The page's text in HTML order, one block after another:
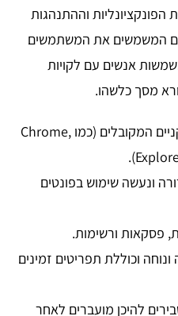
וההתנהגות
המשמשים את המשתמשים
אנשים עם לקויות
מסך כלשהו.
תמיכה בכל הדפדפנים התקניים המקובלים (כמו Chrome,
ונעשה שימוש בפונטים
פסקאות ורשימות.
וכוללת תפריטים זמינים
להיכן מועברים לאחר